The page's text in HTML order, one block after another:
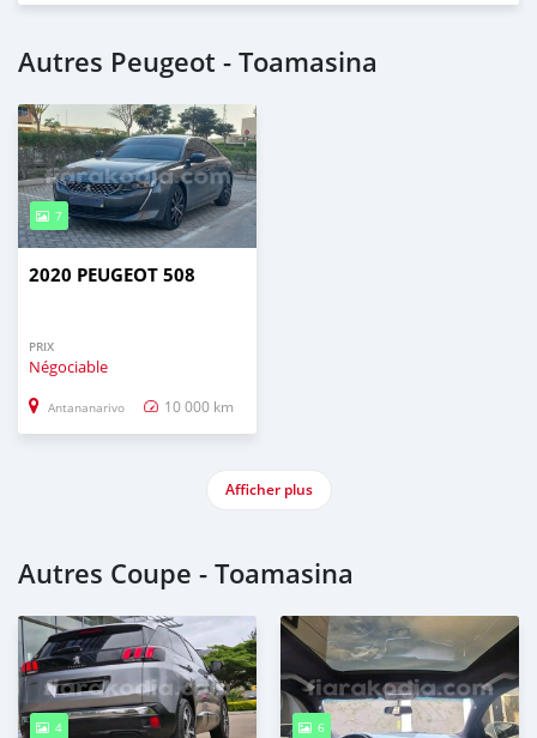
Autres Peugeot - Toamasina
7
2020 PEUGEOT 508
PRIX
Négociable
Antananarivo 10 000 km
Afficher plus
Autres Coupe - Toamasina
4 6